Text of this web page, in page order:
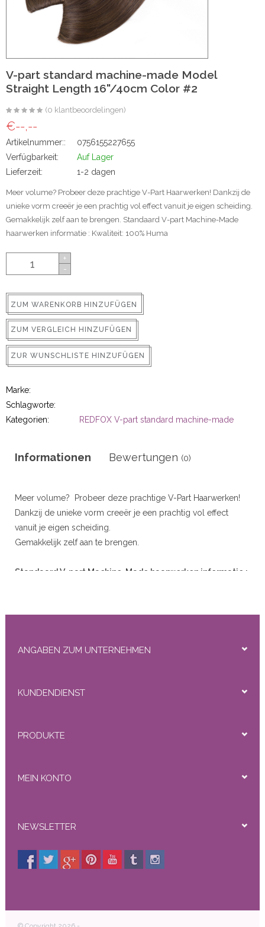
Wave
V-part standard machine-made Model
Straight Length 16"/40cm Color #2
(0 klantbeoordelingen)
€--,--
Artikelnummer::
0756155227655
Verfügbarkeit:
Auf Lager
Lieferzeit:
1-2 dagen
Meer volume? Probeer deze prachtige V-Part Haarwerken! Dankzij de
unieke vorm creeër je een prachtig vol effect vanuit je eigen scheiding.
Gemakkelijk zelf aan te brengen. Standaard V-part Machine-Made
haarwerken informatie : Kwaliteit: 100% Huma
+
-
ZUM WARENKORB HINZUFÜGEN
ZUM VERGLEICH HINZUFÜGEN
ZUR WUNSCHLISTE HINZUFÜGEN
Marke:
Schlagworte:
Kategorien:
REDFOX V-part standard machine-made
Informationen Bewertungen (0)
Meer volume? Probeer deze prachtige V-Part Haarwerken!
Dankzij de unieke vorm creeër je een prachtig vol effect
vanuit je eigen scheiding.
Gemakkelijk zelf aan te brengen.
Standaard V-part Machine-Made haarwerken informatie :
ANGABEN ZUM UNTERNEHMEN
KUNDENDIENST
PRODUKTE
MEIN KONTO
NEWSLETTER